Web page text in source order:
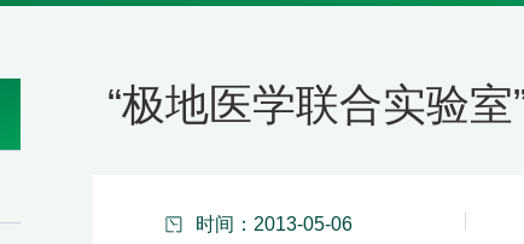
“极地医学联合实验
时间：2013-05-06